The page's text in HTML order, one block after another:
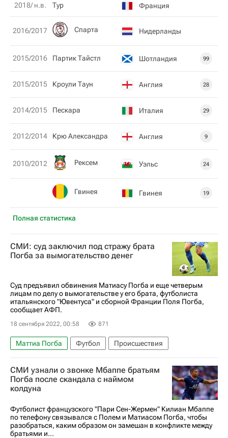
Полная статистика
2018/ н.в. Тур Франция
2016/2017 Спарта Нидерланды
2015/2016 Партик Тайстл Шотландия 99
2015/2015 Кроули Таун Англия 28
2014/2015 Пескара Италия 29
2012/2014 Крю Александра Англия 9
2010/2012 Рексем Уэльс 24
Гвинея Гвинея 19
СМИ: суд заключил под стражу брата
Погба за вымогательство денег
Суд предъявил обвинения Матиасу Погба и еще четверым
лицам по делу о вымогательстве у его брата, футболиста
итальянского "Ювентуса" и сборной Франции Поля Погба,
сообщает АФП.
18 сентября 2022, 00:58 871
Маттиа Погба Футбол
Происшествия
Вокруг спорта
Поль Погба
Флорентен Погба
СМИ узнали о звонке Мбаппе братьям
Погба после скандала с наймом
колдуна
Футболист французского "Пари Сен-Жермен" Килиан Мбаппе
по телефону связывался с Полем и Матиасом Погба, чтобы
разобраться, каким образом он замешан в конфликте между
братьями и...